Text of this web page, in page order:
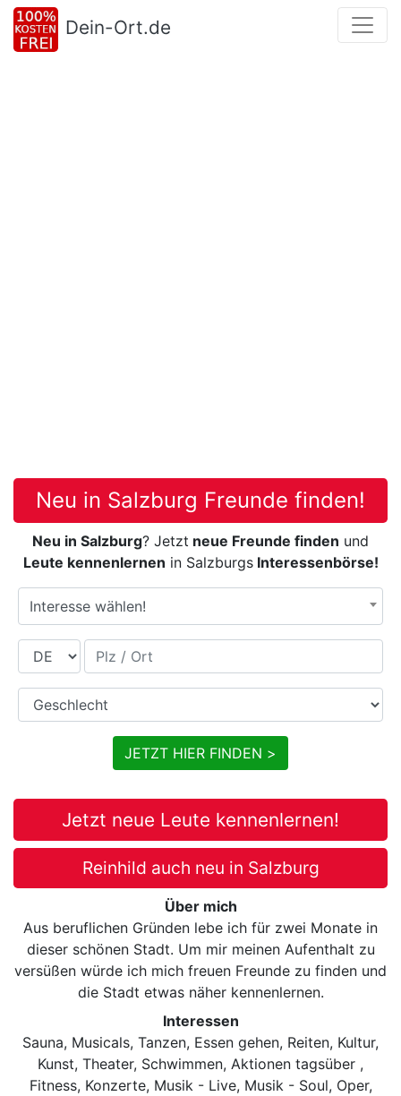
Dein-Ort.de
Neu in Salzburg Freunde finden!
Neu in Salzburg? Jetzt neue Freunde finden und
Leute kennenlernen in SalzburgsInteressenbörse!
Interesse wählen!
Land Plz / Ort
Geschlecht
JETZT HIER FINDEN >
Jetzt neue Leute kennenlernen!
Reinhild auch neu in Salzburg
Über mich
Aus beruflichen Gründen lebe ich für zwei Monate in
dieser schönen Stadt. Um mir meinen Aufenthalt zu
versüßen würde ich mich freuen Freunde zu finden und
die Stadt etwas näher kennenlernen.
Interessen
Sauna, Musicals, Tanzen, Essen gehen, Reiten, Kultur,
Kunst, Theater, Schwimmen, Aktionen tagsüber ,
Fitness, Konzerte, Musik - Live, Musik - Soul, Oper,